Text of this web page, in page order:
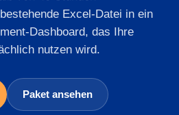
Excel-Datei in ein
Dashboard, das Ihre
nutzen wird.
Paket ansehen